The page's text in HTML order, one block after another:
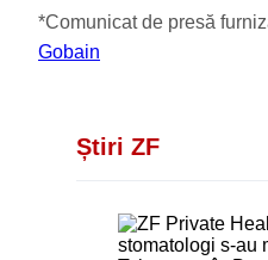
*Comunicat de presă
Gobain
Știri ZF